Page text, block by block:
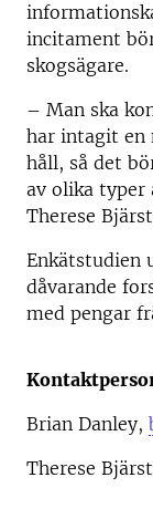
incitament
skogsägare.
– Man ska
har intagit en
håll, så det
av olika typer
Therese
Enkätstudien
dåvarande
med pengar
Brian Danley,
Therese